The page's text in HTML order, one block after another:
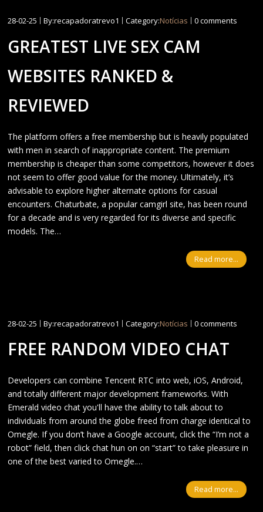
28-02-25 By:recapadoratrevo1 Category:Notícias 0 comments
GREATEST LIVE SEX CAM
WEBSITES RANKED &
REVIEWED
The platform offers a free membership but is heavily populated
with men in search of inappropriate content. The premium
membership is cheaper than some competitors, however it does
not seem to offer good value for the money. Ultimately, it’s
advisable to explore higher alternate options for casual
encounters. Chaturbate, a popular camgirl site, has been round
for a decade and is very regarded for its diverse and specific
models. The…
Read more...
28-02-25 By:recapadoratrevo1 Category:Notícias 0 comments
FREE RANDOM VIDEO CHAT
Developers can combine Tencent RTC into web, iOS, Android,
and totally different major development frameworks. With
Emerald video chat you'll have the ability to talk about to
individuals from around the globe freed from charge identical to
Omegle. If you don’t have a Google account, click the “I’m not a
robot” field, then click chat hun on on “start” to take pleasure in
one of the best varied to Omegle.…
Read more...